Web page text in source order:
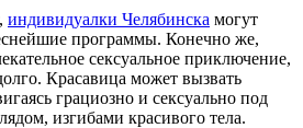
индивидуалки Челябинска могут
программы. Конечно же,
сексуальное приключение,
Красавица может вызвать
грациозно и сексуально под
изгибами красивого тела.